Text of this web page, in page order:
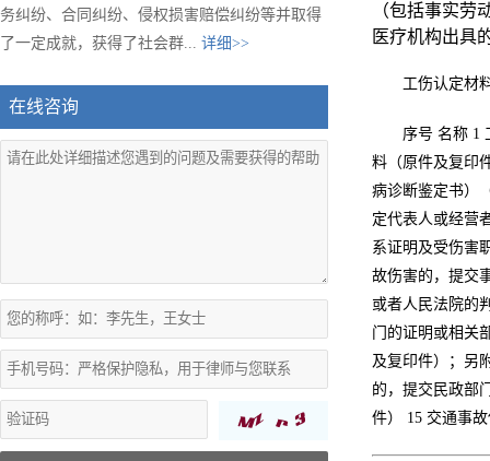
务纠纷、合同纠纷、侵权损害赔偿纠纷等并取得
了一定成就，获得了社会群... 详细>>
在线咨询
（包括事实
医疗机构出具
工伤认定材
序号 名称 1
料（原件及复印
病诊断鉴定书）
定代表人或经营
系证明及受伤害
故伤害的，提交
或者人民法院的
门的证明或相关
及复印件）；另
的，提交民政部
件） 15 交通事